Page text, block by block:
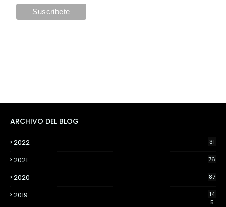
ARCHIVO DEL BLOG
2022 31
2021 76
2020 87
2019
14
5